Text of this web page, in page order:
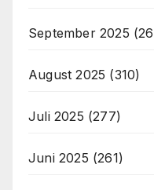
September 2025
August 2025 (310)
Juli 2025 (277)
Juni 2025 (261)